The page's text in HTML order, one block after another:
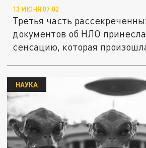
13 ИЮНЯ 07:02
Третья часть
документов об НЛО
сенсацию, которая
НАУКА